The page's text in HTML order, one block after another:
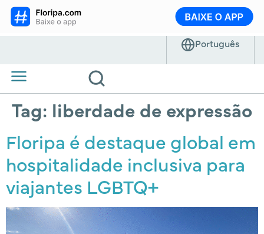
Tag: liberdade de expressão
Floripa é destaque global em
hospitalidade inclusiva para
viajantes LGBTQ+